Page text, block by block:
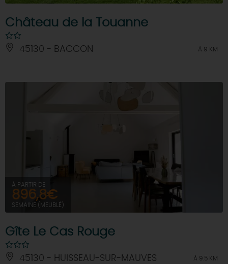
Château de la Touanne
45130 - BACCON À 9 KM
À PARTIR DE
896,8€
SEMAINE (MEUBLÉ)
Gîte Le Cas Rouge
45130 - HUISSEAU-SUR-MAUVES À 9.5 KM